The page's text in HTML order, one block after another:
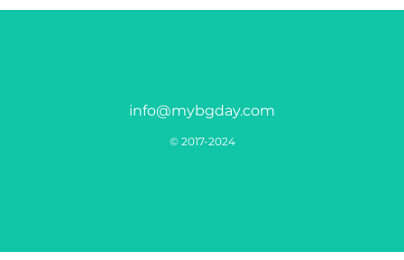
info@mybgday.com
© 2017-2024